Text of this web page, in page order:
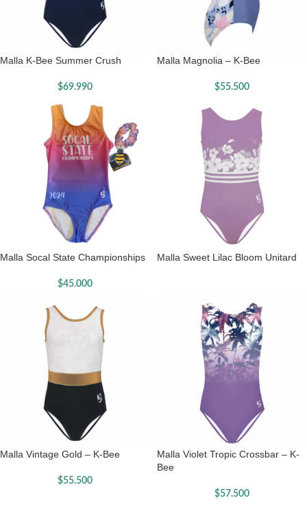
Malla K-Bee Summer Crush
$69.990
Malla Magnolia – K-Bee
$55.500
Malla Socal State Championships
$45.000
Malla Sweet Lilac Bloom Unitard
Malla Vintage Gold – K-Bee
$55.500
Malla Violet Tropic Crossbar – K-
Bee
$57.500